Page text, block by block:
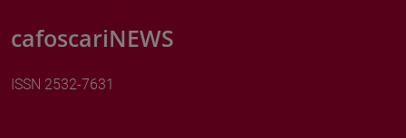
cafoscariNEWS
ISSN 2532-7631